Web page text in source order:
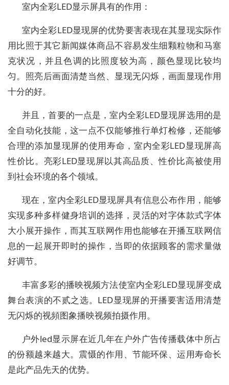
室内全彩LED显示屏具有的作用：
室内全彩LED显现屏的优势要害表现在其显现实际作
用比照于其它新闻媒体商品不容易发生细颗粒物和马塞
克状况，并且色调的比照度较为高，颜色显现比较均
匀。照亮后画面清楚当然、显现无闪烁，画面显现作用
十分的好。
并且，首要的一点是，室内全彩LED显现屏选用的是
全自动化技能，这一点不仅能够推行单灯检修，还能够
合理的添加显现屏的使用寿命，室内全彩LED显现屏高
性价比。亮彩LED显现屏以其高品质、性价比高被使用
到社会环境的各个领域。
现在，室内全彩LED显现屏具有信息公布作用，能够
实现多种多样健身培训的选择，灵活的对字体款式字体
大小展开操作，而其互联网作用也能够在开播互联网信
息的一起展开即时的操作，当即的依据顾客的需求量做
好调节。
丰富多彩的播映视频方法使室内全彩LED显现屏变成
舞台表演的不贰之选。LED显现屏的开播要害适用清楚
无闪烁的视頻图象播映视频拍摄作用。
户外led显示屏在近几年在户外广告传播载体中所占
的份额越来越大。震慑的作用、节能环保、运用寿命长
是此产品先天的优势。